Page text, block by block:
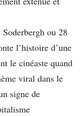
ou 28
l’histoire d’une
le cinéaste quand
viral dans le
signe de